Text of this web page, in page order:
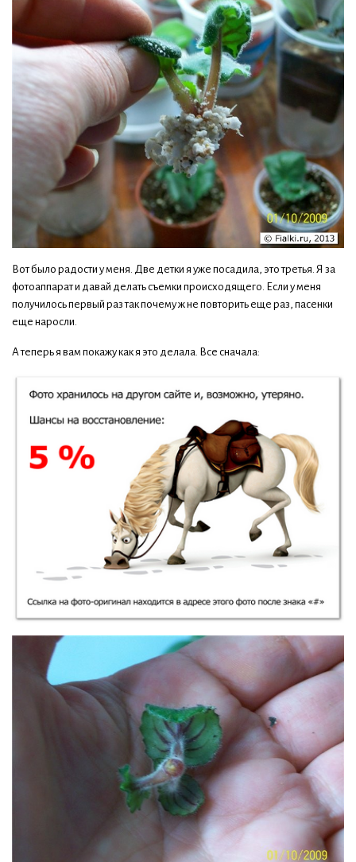
Вот было радости у меня. Две детки я уже посадила, это третья. Я за
фотоаппарат и давай делать съемки происходящего. Если у меня
получилось первый раз так почему ж не повторить еще раз, пасенки
еще наросли.
А теперь я вам покажу как я это делала. Все сначала: